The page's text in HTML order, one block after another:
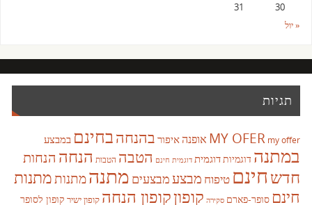
30
31
« יול
תגיות
MY OFER my offer אופנהאיפור בהנחהבחינם במבצע
במתנה דוגמיותדוגמית דוגמית חינם הטבה הטבות הנחה הנחות
חדשחינם טיפוח מבצעמבצעים מתנהמתנותמתנות
חינם סופר-פארם סקירה קופוןקופון הנחה קופון ישיר קופון לסופר